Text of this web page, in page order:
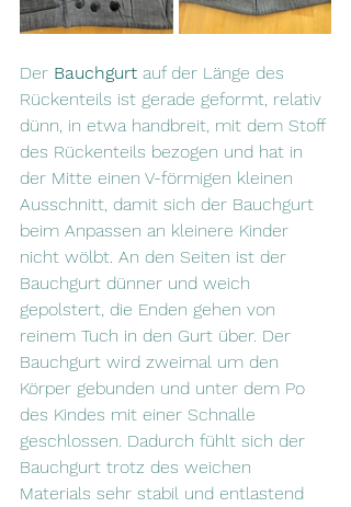
Der Bauchgurt auf der Länge des
Rückenteils ist gerade geformt, relativ
dünn, in etwa handbreit, mit dem Stoff
des Rückenteils bezogen und hat in
der Mitte einen V-förmigen kleinen
Ausschnitt, damit sich der Bauchgurt
beim Anpassen an kleinere Kinder
nicht wölbt. An den Seiten ist der
Bauchgurt dünner und weich
gepolstert, die Enden gehen von
reinem Tuch in den Gurt über. Der
Bauchgurt wird zweimal um den
Körper gebunden und unter dem Po
des Kindes mit einer Schnalle
geschlossen. Dadurch fühlt sich der
Bauchgurt trotz des weichen
Materials sehr stabil und entlastend